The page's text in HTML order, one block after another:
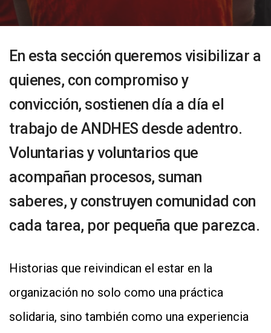
En esta sección queremos visibilizar a
quienes, con compromiso y
convicción, sostienen día a día el
trabajo de ANDHES desde adentro.
Voluntarias y voluntarios que
acompañan procesos, suman
saberes, y construyen comunidad con
cada tarea, por pequeña que parezca.
Historias que reivindican el estar en la
organización no solo como una práctica
solidaria, sino también como una experiencia